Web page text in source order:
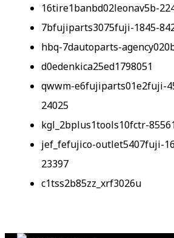
16tire1banbd02leonav5b-
7bfujiparts3075fuji-1845-
hbq-7dautoparts-
d0edenkica25ed1798051
qwwm-e6fujiparts01e2fuji-
24025
kgl_2bplus1tools10fctr-
jef_fefujico-outlet5407fuji-
23397
c1tss2b85zz_xrf3026u